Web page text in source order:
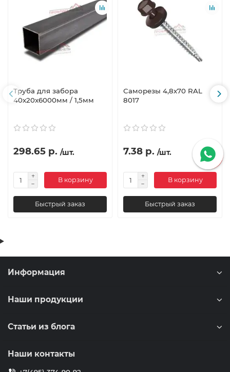
Труба для забора
40х20x6000мм / 1,5мм
298.65 р. /шт.
В корзину
Быстрый заказ
Саморезы 4,8х70 RAL
8017
7.38 р. /шт.
В корзину
Быстрый заказ
Информация
Наши продукции
Статьи из блога
Наши контакты